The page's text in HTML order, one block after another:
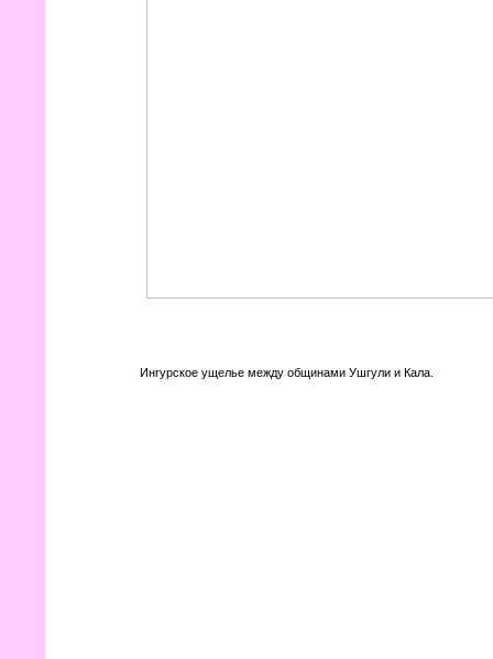
Ингурское ущелье между общинами Ушгули и Кала.